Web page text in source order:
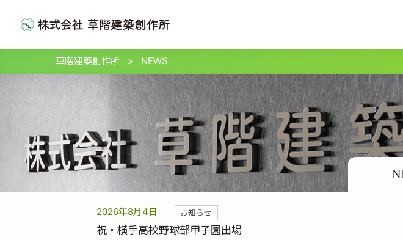
草階建築創作所 > NEWS
2026年8月4日 お知らせ
祝・横手高校野球部甲子園出場